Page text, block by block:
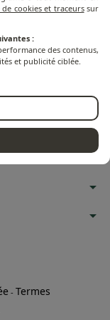
arrow_drop_down
arrow_drop_down
- Termes
cookies et traceurssur
:
des contenus,
et publicité ciblée.